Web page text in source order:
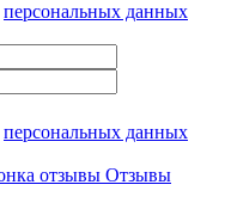
персональных данных
персональных данных
Отзывы